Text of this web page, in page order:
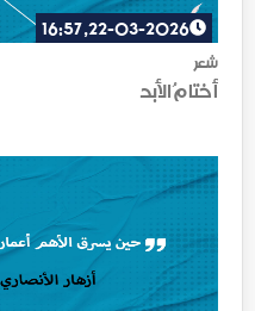
شعر
22-03-2026, 16:57
أختامُ الأبد